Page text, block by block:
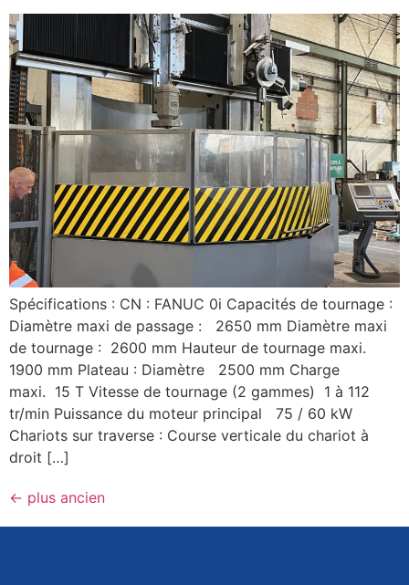
Spécifications : CN : FANUC 0i Capacités de tournage :
Diamètre maxi de passage : 2650 mm Diamètre maxi
de tournage : 2600 mm Hauteur de tournage maxi.
1900 mm Plateau : Diamètre 2500 mm Charge
maxi. 15 T Vitesse de tournage (2 gammes) 1 à 112
tr/min Puissance du moteur principal 75 / 60 kW
Chariots sur traverse : Course verticale du chariot à
droit […]
← plus ancien